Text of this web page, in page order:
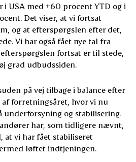
USA med +60 procent YTD og i
Det viser, at vi fortsat
og at efterspørgslen efter det,
Vi har også fået nye tal fra
fortsat er til stede,
grad udbudssiden.
på vej tilbage i balance efter
forretningsåret, hvor vi nu
underforsyning og stabilisering.
har, som tidligere nævnt,
vi har fået stabiliseret
løftet indtjeningen.